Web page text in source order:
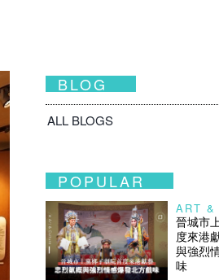
BLOG
ALL BLOGS
POPULAR
ART &
晉城市
度來港
與強烈
味